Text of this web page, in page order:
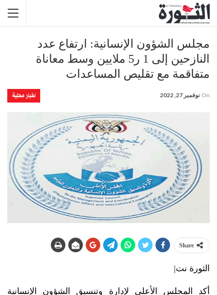
مجلس الشؤون الإنسانية: ارتفاع عدد
النازحين إلى 1 ر5 ملايين وسط معاناة
متفاقمة مع تقليص المساعدات
اخبار محلية On نوفمبر 27, 2022
Share
الثورة نت|
أكد المجلس الأعلى لإدارة وتنسيق الشؤون الإنسانية